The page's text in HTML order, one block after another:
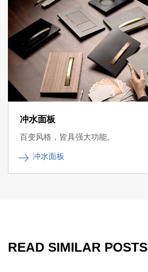
冲水面板
百变风格，皆具强大功能。
冲水面板
READ SIMILAR POSTS